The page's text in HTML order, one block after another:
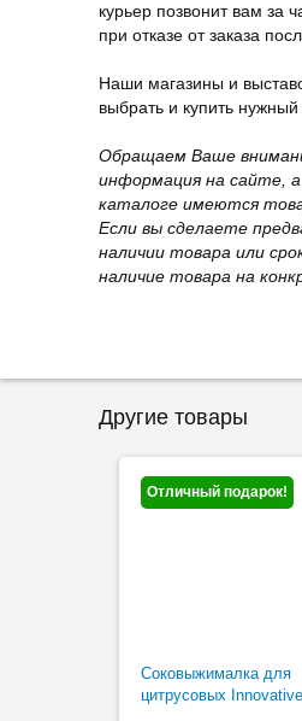
курьер позвонит вам за
при отказе от заказа
Наши магазины и
выбрать и купить нужный
Обращаем Ваше
информация на сайте,
каталоге имеются
Если вы сделаете
наличии товара или
наличие товара на
Другие товары
Отличный подарок!
Соковыжималка для
цитрусовых